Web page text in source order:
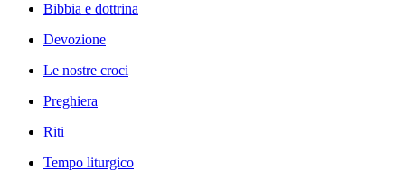
Bibbia e dottrina
Devozione
Le nostre croci
Preghiera
Riti
Tempo liturgico